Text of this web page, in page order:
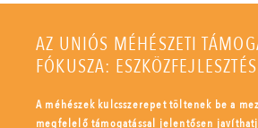
AZ UNIÓS MÉHÉSZETI
FÓKUSZA:
A méhészek kulcsszerepet töltenek be a
megfelelő támogatással jelentősen